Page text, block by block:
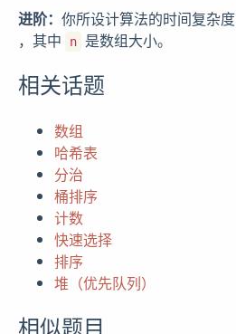
进阶： 你所设计算法的时间复杂度
，其中 n 是数组大小。
相关话题
数组
哈希表
分治
桶排序
计数
快速选择
排序
堆（优先队列）
相似题目